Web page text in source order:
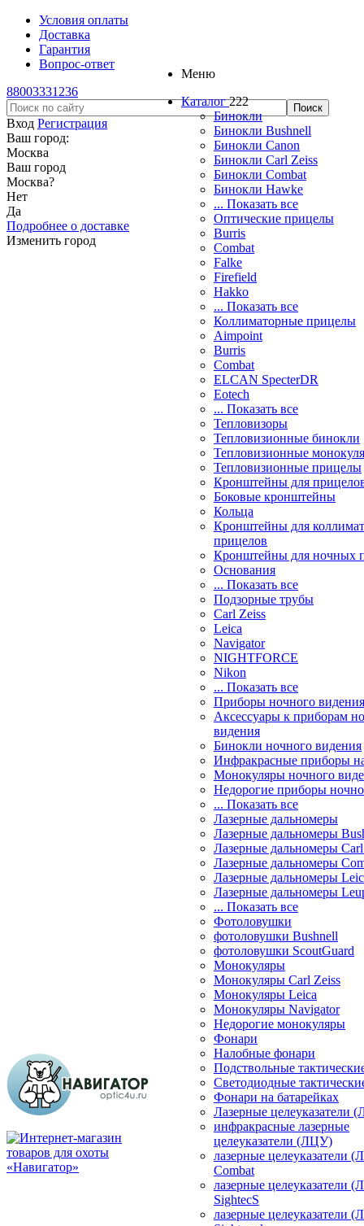
Условия оплаты
Доставка
Гарантия
Вопрос-ответ
88003331236
Вход Регистрация
Ваш город:
Москва
Ваш город
Москва?
Нет
Да
Подробнее о доставке
Изменить город
Меню
Каталог 222
Бинокли
Бинокли Bushnell
Бинокли Canon
Бинокли Carl Zeiss
Бинокли Combat
Бинокли Hawke
... Показать все
Оптические прицелы
Burris
Combat
Falke
Firefield
Hakko
... Показать все
Коллиматорные прицелы
Aimpoint
Burris
Combat
ELCAN SpecterDR
Eotech
... Показать все
Тепловизоры
Тепловизионные бинокли
Тепловизионные
Тепловизионные прицелы
Кронштейны для
Боковые кронштейны
Кольца
Кронштейны для
прицелов
Кронштейны для ночных
Основания
... Показать все
Подзорные трубы
Carl Zeiss
Leica
Navigator
NIGHTFORCE
Nikon
... Показать все
Приборы ночного видения
Аксессуары к приборам
видения
Бинокли ночного видения
Инфракрасные приборы
Монокуляры ночного
Недорогие приборы
... Показать все
Лазерные дальномеры
Лазерные дальномеры
Лазерные дальномеры
Лазерные дальномеры
Лазерные дальномеры
Лазерные дальномеры
... Показать все
Фотоловушки
фотоловушки Bushnell
фотоловушки ScoutGuard
Монокуляры
Монокуляры Carl Zeiss
Монокуляры Leica
Монокуляры Navigator
Недорогие монокуляры
Фонари
Налобные фонари
Подствольные
Светодиодные
Фонари на батарейках
Лазерные целеуказатели
инфракрасные лазерные
целеуказатели (ЛЦУ)
лазерные целеуказатели
Combat
лазерные целеуказатели
SightecS
лазерные целеуказатели